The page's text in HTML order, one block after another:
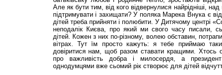
Але як бути тим, від кого відвернулися найрідніші,
підтримувати і захищати? У поляка Марека Внука є
дітей треба прийняти і полюбити. У Дитячому центрі
неподалік Києва, про який ми свого часу писали,
дітей. Кожен з них по-різному, волею обставин,
вітрах. Тут їм просто кажуть: я тебе приймаю
довіритися нам, щоб разом ставати кращими. Хтось
про важливість добра і милосердя, а
однодумцями вже сьомий рік створює для дітей